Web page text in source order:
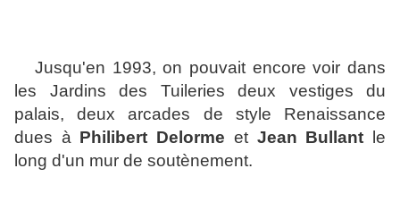
Jusqu'en 1993, on pouvait encore voir dans
les Jardins des Tuileries deux vestiges du
palais, deux arcades de style Renaissance
dues à Philibert Delorme et Jean Bullant
le
long d'un mur de soutènement.